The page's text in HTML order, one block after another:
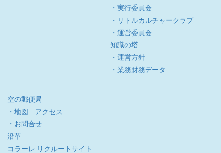
・実行委員会
・リトルカルチャークラブ
・運営委員会
知識の塔
・運営方針
・業務財務データ
空の郵便局
・地図 アクセス
・お問合せ
沿革
コラーレ リクルートサイト